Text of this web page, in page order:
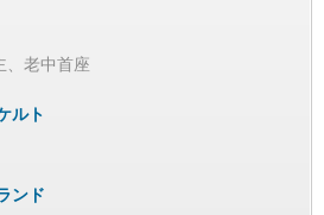
、老中首座
ルト
ンド